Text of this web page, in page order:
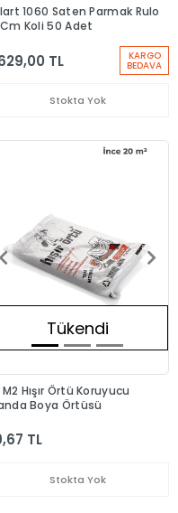
1060 Saten Parmak Rulo
Cm Koli 50 Adet
TL KARGO
BEDAVA
Stokta Yok
Tükendi
Hışır Örtü Koruyucu
Boya Örtüsü
TL
Stokta Yok